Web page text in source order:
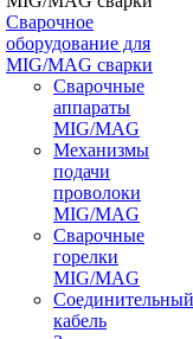
Сварочное
оборудование для
MIG/MAG сварки
Сварочные
аппараты
MIG/MAG
Механизмы
подачи
проволоки
MIG/MAG
Сварочные
горелки
MIG/MAG
Соединительный
кабель